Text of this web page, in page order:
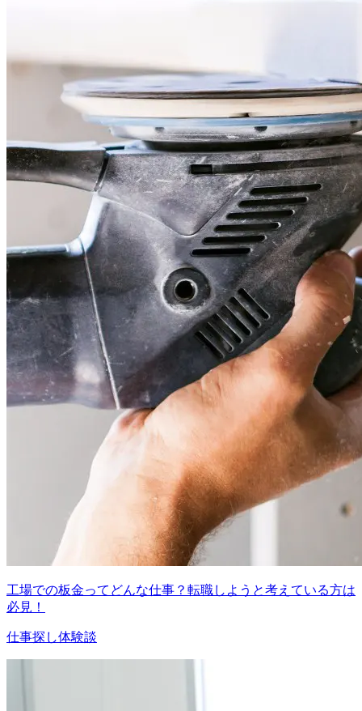
工場での板金ってどんな仕事？転職しようと考えている方は
必見！
仕事探し体験談